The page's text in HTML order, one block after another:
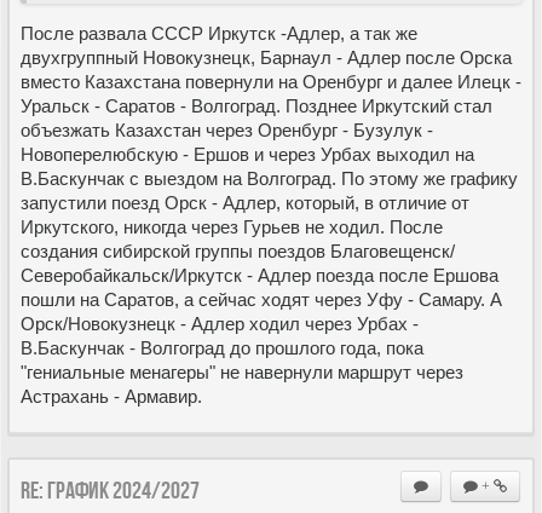
После развала СССР Иркутск -Адлер, а так же
двухгруппный Новокузнецк, Барнаул - Адлер после Орска
вместо Казахстана повернули на Оренбург и далее Илецк -
Уральск - Саратов - Волгоград. Позднее Иркутский стал
объезжать Казахстан через Оренбург - Бузулук -
Новоперелюбскую - Ершов и через Урбах выходил на
В.Баскунчак с выездом на Волгоград. По этому же графику
запустили поезд Орск - Адлер, который, в отличие от
Иркутского, никогда через Гурьев не ходил. После
создания сибирской группы поездов Благовещенск/
Северобайкальск/Иркутск - Адлер поезда после Ершова
пошли на Саратов, а сейчас ходят через Уфу - Самару. А
Орск/Новокузнецк - Адлер ходил через Урбах -
В.Баскунчак - Волгоград до прошлого года, пока
"гениальные менагеры" не навернули маршрут через
Астрахань - Армавир.
+
Re: ГРАФИК 2024/2027